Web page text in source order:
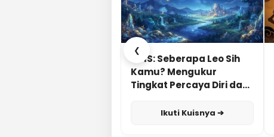
❮
KUIS: Seberapa Leo Sih
Kamu? Mengukur
Tingkat Percaya Diri dan
Ikuti Kuisnya ➔